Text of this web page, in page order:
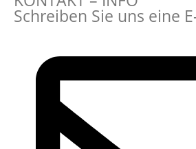
Schreiben Sie uns eine